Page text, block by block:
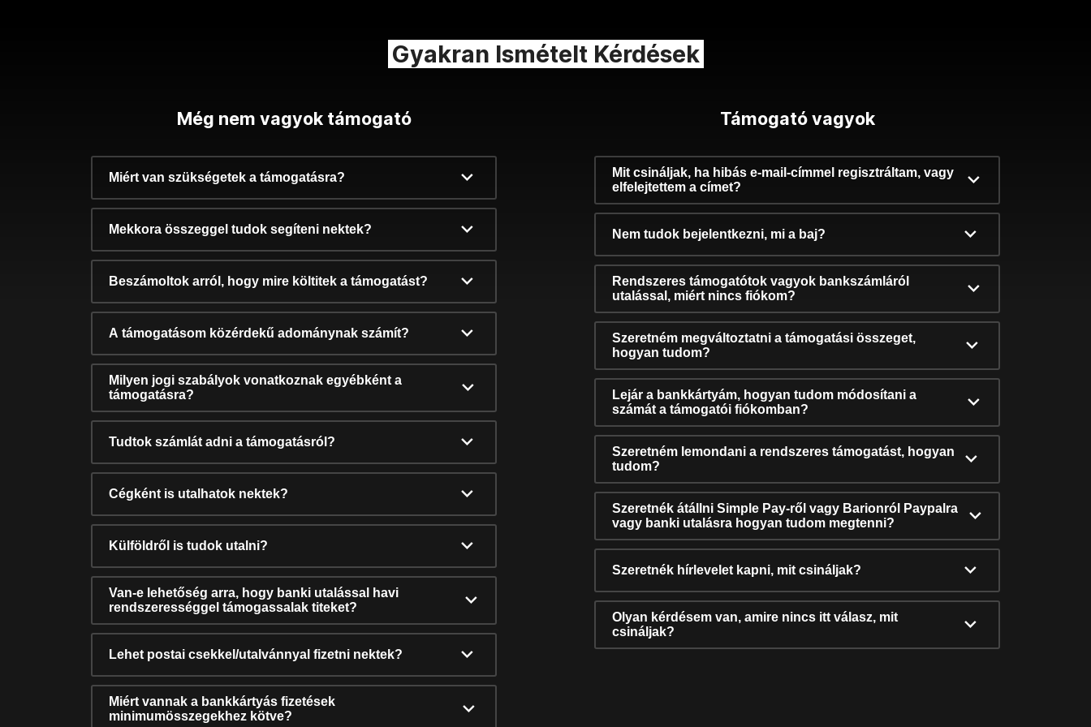
Gyakran Ismételt Kérdések
Még nem vagyok támogató
Miért van szükségetek a támogatásra?
Mekkora összeggel tudok segíteni nektek?
Beszámoltok arról, hogy mire költitek a támogatást?
A támogatásom közérdekű adománynak számít?
Milyen jogi szabályok vonatkoznak egyébként a
támogatásra?
Tudtok számlát adni a támogatásról?
Cégként is utalhatok nektek?
Külföldről is tudok utalni?
Van-e lehetőség arra, hogy banki utalással havi
rendszerességgel támogassalak titeket?
Lehet postai csekkel/utalvánnyal fizetni nektek?
Miért vannak a bankkártyás fizetések
minimumösszegekhez kötve?
Támogató vagyok
Mit csináljak, ha hibás e-mail-címmel regisztráltam, vagy
elfelejtettem a címet?
Nem tudok bejelentkezni, mi a baj?
Rendszeres támogatótok vagyok bankszámláról
utalással, miért nincs fiókom?
Szeretném megváltoztatni a támogatási összeget,
hogyan tudom?
Lejár a bankkártyám, hogyan tudom módosítani a
számát a támogatói fiókomban?
Szeretném lemondani a rendszeres támogatást, hogyan
tudom?
Szeretnék átállni Simple Pay-ről vagy Barionról Paypalra
vagy banki utalásra hogyan tudom megtenni?
Szeretnék hírlevelet kapni, mit csináljak?
Olyan kérdésem van, amire nincs itt válasz, mit
csináljak?